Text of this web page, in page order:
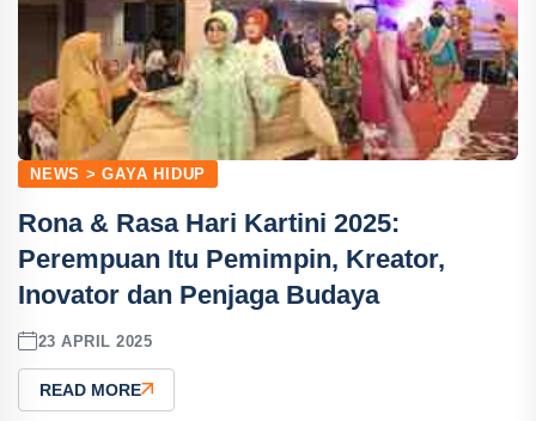
NEWS > GAYA HIDUP
Rona & Rasa Hari Kartini 2025:
Perempuan Itu Pemimpin, Kreator,
Inovator dan Penjaga Budaya
23 APRIL 2025
READ MORE